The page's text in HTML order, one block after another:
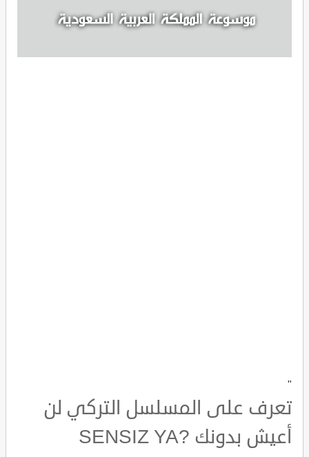
"
تعرف على المسلسل التركي لن
أعيش بدونك SENSIZ YA?